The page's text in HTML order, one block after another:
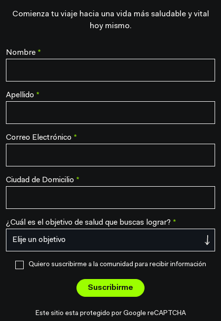
Comienza tu viaje hacia una vida más saludable y vital
hoy mismo.
Nombre *
Apellido *
Correo Electrónico *
Ciudad de Domicilio *
¿Cuál es el objetivo de salud que buscas lograr? *
Quiero suscribirme a la comunidad para recibir información
Suscribirme
Este sitio esta protegido por Google reCAPTCHA